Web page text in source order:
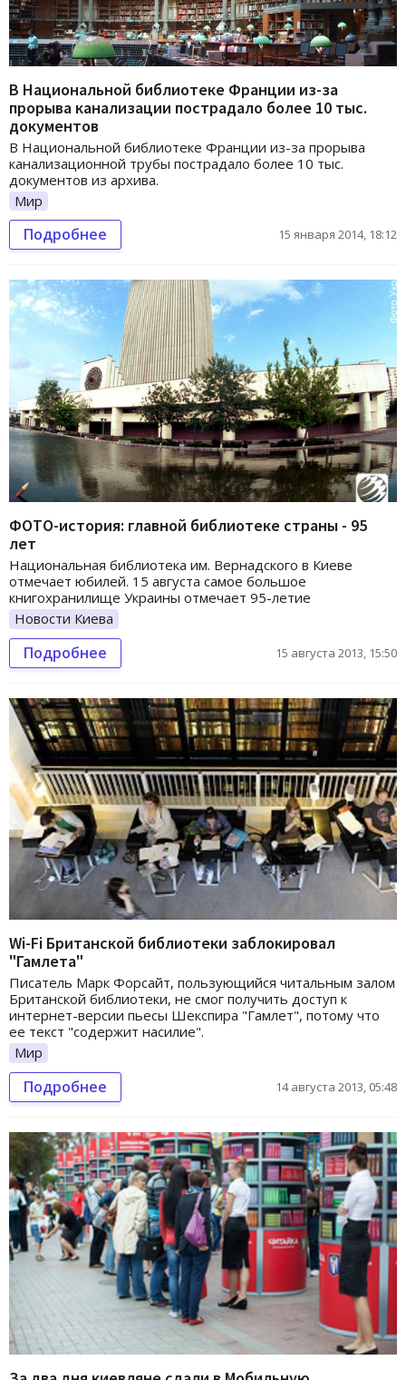
В Национальной библиотеке Франции из-за
прорыва канализации пострадало более 10 тыс.
документов
В Национальной библиотеке Франции из-за прорыва
канализационной трубы пострадало более 10 тыс.
документов из архива.
Мир
Подробнее 15 января 2014, 18:12
ФОТО-история: главной библиотеке страны - 95
лет
Национальная библиотека им. Вернадского в Киеве
отмечает юбилей. 15 августа самое большое
книгохранилище Украины отмечает 95-летие
Новости Киева
Подробнее 15 августа 2013, 15:50
Wi-Fi Британской библиотеки заблокировал
"Гамлета"
Писатель Марк Форсайт, пользующийся читальным залом
Британской библиотеки, не смог получить доступ к
интернет-версии пьесы Шекспира "Гамлет", потому что
ее текст "содержит насилие".
Мир
Подробнее 14 августа 2013, 05:48